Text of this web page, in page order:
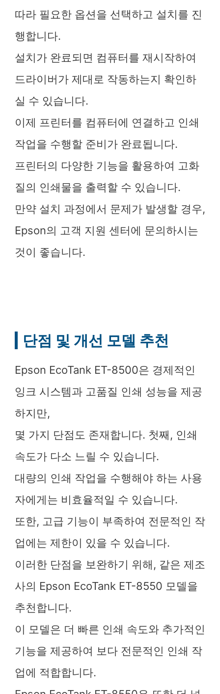
따라 필요한 옵션을 선택하고 설치를 진
행합니다.
설치가 완료되면 컴퓨터를 재시작하여
드라이버가 제대로 작동하는지 확인하
실 수 있습니다.
이제 프린터를 컴퓨터에 연결하고 인쇄
작업을 수행할 준비가 완료됩니다.
프린터의 다양한 기능을 활용하여 고화
질의 인쇄물을 출력할 수 있습니다.
만약 설치 과정에서 문제가 발생할 경우,
Epson의 고객 지원 센터에 문의하시는
것이 좋습니다.
단점 및 개선 모델 추천
Epson EcoTank ET-8500은 경제적인
잉크 시스템과 고품질 인쇄 성능을 제공
하지만,
몇 가지 단점도 존재합니다. 첫째, 인쇄
속도가 다소 느릴 수 있습니다.
대량의 인쇄 작업을 수행해야 하는 사용
자에게는 비효율적일 수 있습니다.
또한, 고급 기능이 부족하여 전문적인 작
업에는 제한이 있을 수 있습니다.
이러한 단점을 보완하기 위해, 같은 제조
사의 Epson EcoTank ET-8550 모델을
추천합니다.
이 모델은 더 빠른 인쇄 속도와 추가적인
기능을 제공하여 보다 전문적인 인쇄 작
업에 적합합니다.